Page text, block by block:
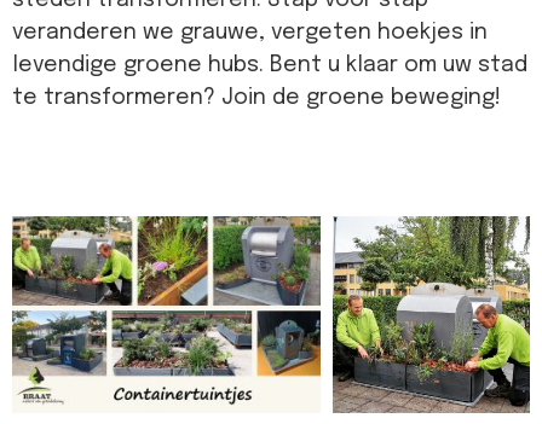
veranderen we grauwe, vergeten hoekjes in
levendige groene hubs. Bent u klaar om uw stad
te transformeren? Join de groene beweging!